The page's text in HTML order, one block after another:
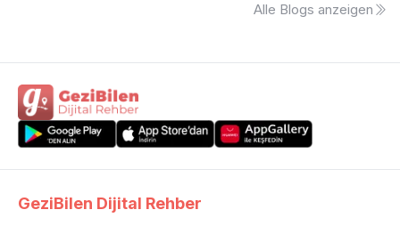
Alle Blogs anzeigen
GeziBilen Dijital Rehber